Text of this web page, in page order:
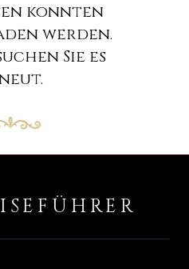
konnten
werden.
Sie es